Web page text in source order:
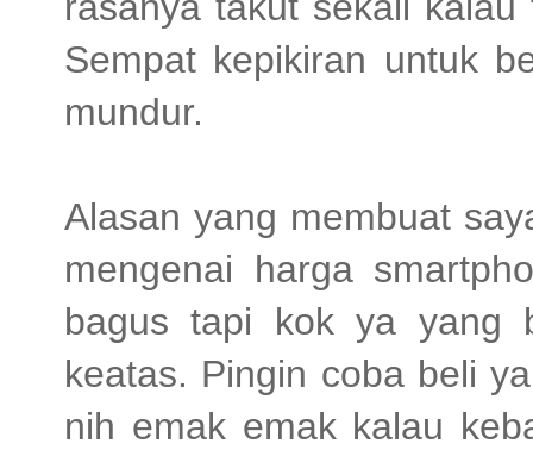
Sempat kepikiran untuk
mundur.
Alasan yang membuat
mengenai harga
bagus tapi kok ya yang
keatas. Pingin coba beli
nih emak emak kalau